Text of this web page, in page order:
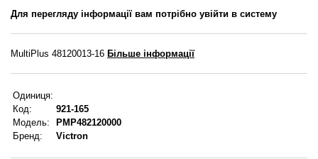
Для перегляду інформації вам потрібно увійти в систему
MultiPlus 48120013-16 Більше інформації
Одиниця:
Код:
921-165
Модель:
PMP482120000
Бренд:
Victron